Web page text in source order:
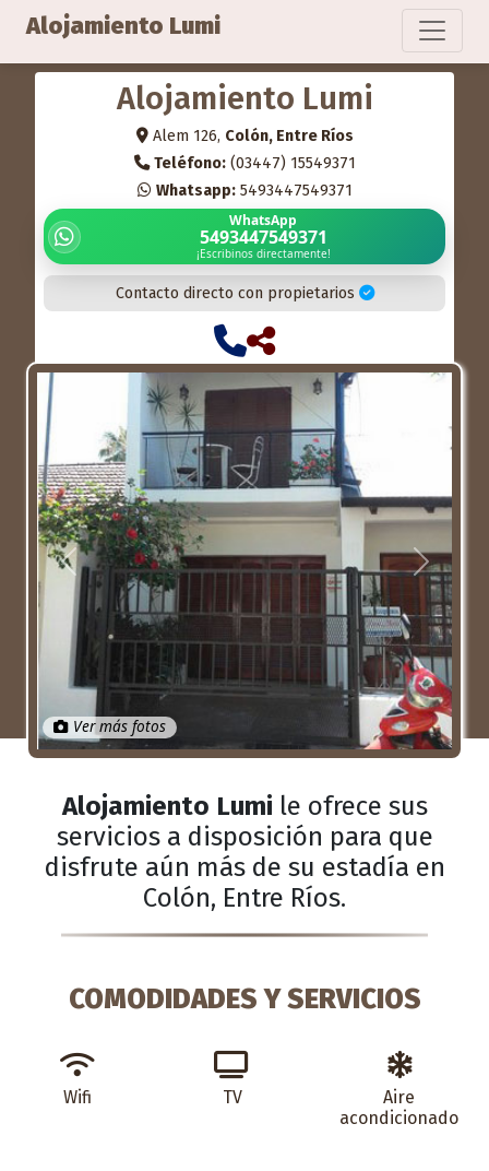
Alojamiento Lumi
Alojamiento Lumi
Alem 126, Colón, Entre Ríos
Teléfono:(03447) 15549371
Whatsapp:5493447549371
WhatsApp
5493447549371
¡Escribinos directamente!
Contacto directo con propietarios
Anterior Próximo
Ver más fotos
Alojamiento Lumi le ofrece sus
servicios a disposición para que
disfrute aún más de su estadía en
Colón, Entre Ríos.
COMODIDADES Y SERVICIOS
Wifi TV
Aire
acondicionado